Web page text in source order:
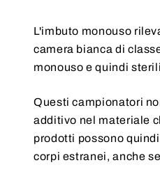
L'imbuto monouso
camera bianca di
monouso e quindi
Questi campionatori
additivo nel materiale
prodotti possono
corpi estranei, anche